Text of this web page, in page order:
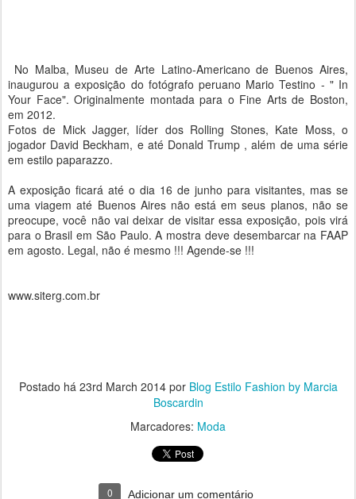
No Malba, Museu de Arte Latino-Americano de Buenos Aires,
inaugurou a exposição do fotógrafo peruano Mario Testino - " In
Your Face". Originalmente montada para o Fine Arts de Boston,
em 2012.
Fotos de Mick Jagger, líder dos Rolling Stones, Kate Moss, o
jogador David Beckham, e até Donald Trump , além de uma série
em estilo paparazzo.
A exposição ficará até o dia 16 de junho para visitantes, mas se
uma viagem até Buenos Aires não está em seus planos, não se
preocupe, você não vai deixar de visitar essa exposição, pois virá
para o Brasil em São Paulo. A mostra deve desembarcar na FAAP
em agosto. Legal, não é mesmo !!! Agende-se !!!
www.siterg.com.br
Postado há 23rd March 2014por Blog Estilo Fashion by Marcia
Boscardin
Marcadores: Moda
0 Adicionar um comentário